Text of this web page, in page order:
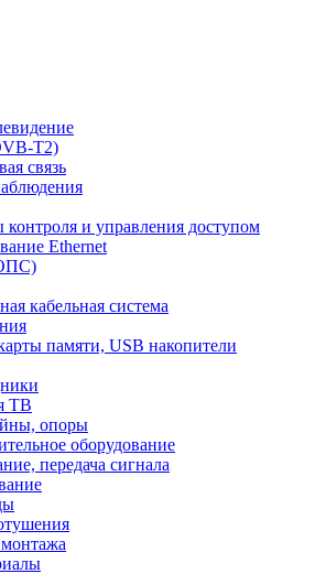
T2)
связь
и управления доступом
Ethernet
кабельная система
памяти, USB накопители
ТВ
опоры
оборудование
передача сигнала